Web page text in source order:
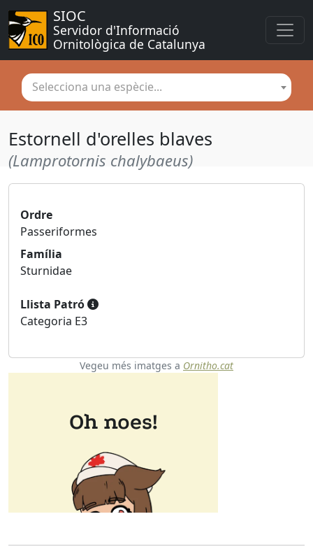
SIOC
Servidor d'Informació
Ornitològica de Catalunya
Selecciona una espècie...
Estornell d'orelles blaves
(Lamprotornis chalybaeus)
Ordre
Passeriformes
Família
Sturnidae
Llista Patró
Categoria E3
Vegeu més imatges a Ornitho.cat